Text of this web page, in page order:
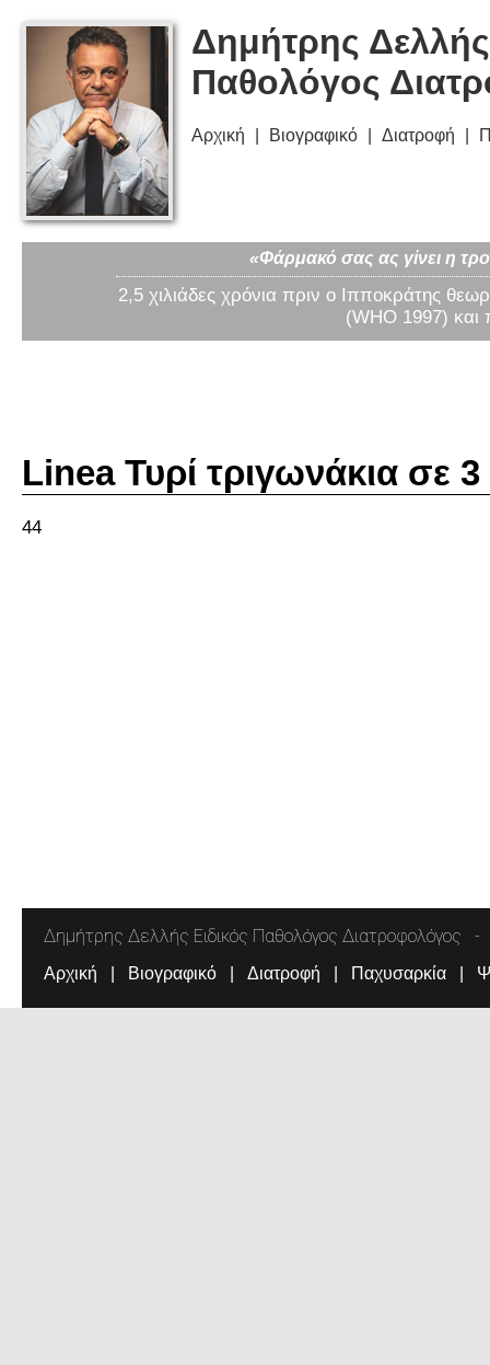
Δημήτρης
Παθολόγος
Αρχική Βιογραφικό Διατροφή
«Φάρμακό σας ας γίνει η
2,5 χιλιάδες χρόνια πριν ο Ιπποκράτης
(WHO 1997) και
Linea Τυρί τριγωνάκια σε
44
Δημήτρης Δελλής Ειδικός Παθολόγος Διατροφολόγος
Αρχική Βιογραφικό Διατροφή Παχυσαρκία